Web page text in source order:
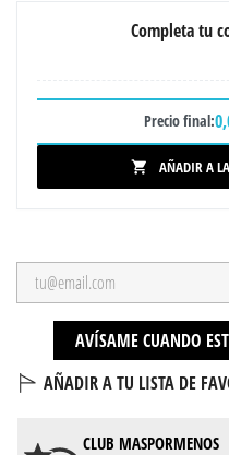
Completa tu
Precio final:
 AÑADIR A
AVÍSAME CUANDO
AÑADIR A TU LISTA DE
CLUB MASPORMENOS